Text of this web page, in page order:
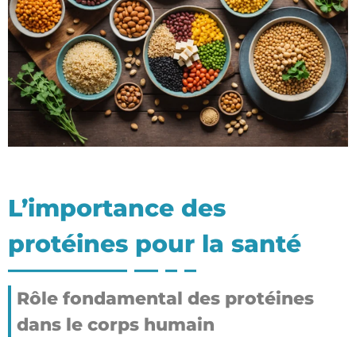
L’importance des
protéines pour la santé
Rôle fondamental des protéines
dans le corps humain